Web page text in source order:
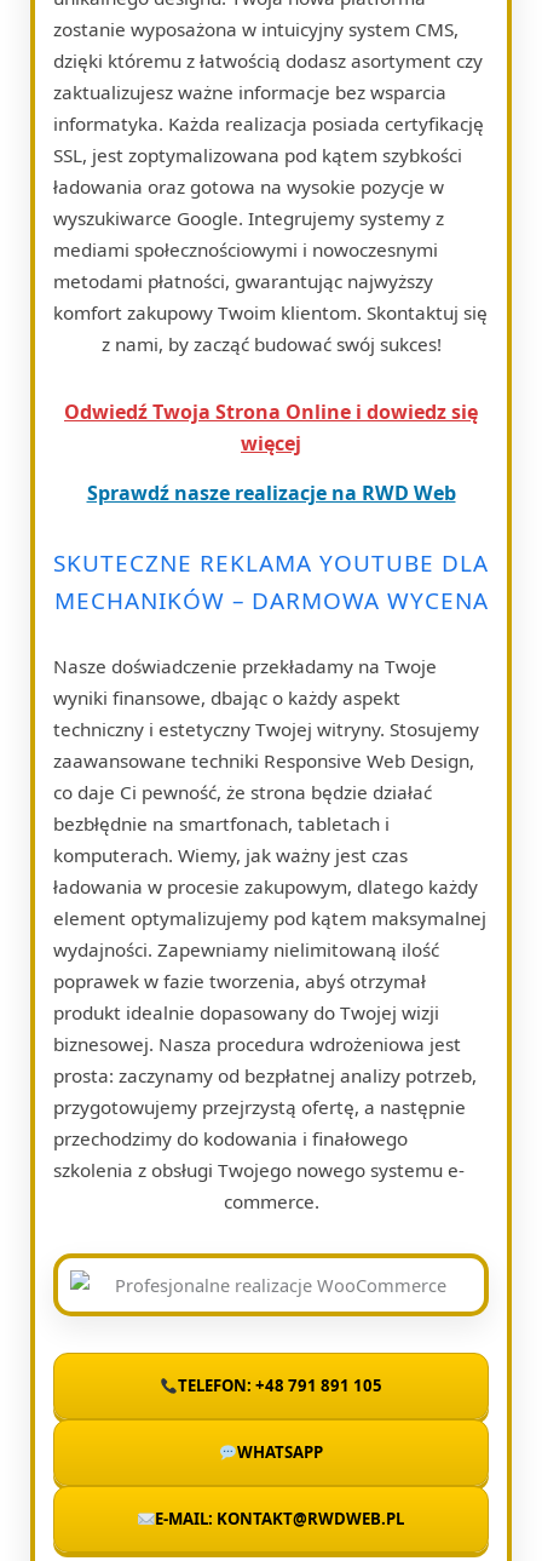
zostanie wyposażona w intuicyjny system CMS,
dzięki któremu z łatwością dodasz asortyment czy
zaktualizujesz ważne informacje bez wsparcia
informatyka. Każda realizacja posiada certyfikację
SSL, jest zoptymalizowana pod kątem szybkości
ładowania oraz gotowa na wysokie pozycje w
wyszukiwarce Google. Integrujemy systemy z
mediami społecznościowymi i nowoczesnymi
metodami płatności, gwarantując najwyższy
komfort zakupowy Twoim klientom. Skontaktuj się
z nami, by zacząć budować swój sukces!
Odwiedź Twoja Strona Online i dowiedz się
więcej
Sprawdź nasze realizacje na RWD Web
SKUTECZNE REKLAMA YOUTUBE DLA
MECHANIKÓW – DARMOWA WYCENA
Nasze doświadczenie przekładamy na Twoje
wyniki finansowe, dbając o każdy aspekt
techniczny i estetyczny Twojej witryny. Stosujemy
zaawansowane techniki Responsive Web Design,
co daje Ci pewność, że strona będzie działać
bezbłędnie na smartfonach, tabletach i
komputerach. Wiemy, jak ważny jest czas
ładowania w procesie zakupowym, dlatego każdy
element optymalizujemy pod kątem maksymalnej
wydajności. Zapewniamy nielimitowaną ilość
poprawek w fazie tworzenia, abyś otrzymał
produkt idealnie dopasowany do Twojej wizji
biznesowej. Nasza procedura wdrożeniowa jest
prosta: zaczynamy od bezpłatnej analizy potrzeb,
przygotowujemy przejrzystą ofertę, a następnie
przechodzimy do kodowania i finałowego
szkolenia z obsługi Twojego nowego systemu e-
commerce.
TELEFON: +48 791 891 105
WHATSAPP
E-MAIL: KONTAKT@RWDWEB.PL